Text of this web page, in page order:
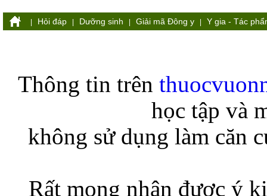
Hỏi đáp Dưỡng sinh Giải mã Đông y Y gia - Tác
Thông tin trên
học tập và
không sử dụng làm căn
Rất mong nhận được ý